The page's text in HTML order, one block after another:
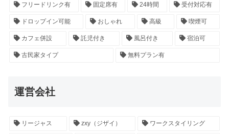
フリードリンク有 固定席有 24時間 受付対応有
ドロップイン可能 おしゃれ 高級 喫煙可
カフェ併設 託児付き 風呂付き 宿泊可
古民家タイプ 無料プラン有
運営会社
リージャス zxy（ジザイ） ワークスタイリング